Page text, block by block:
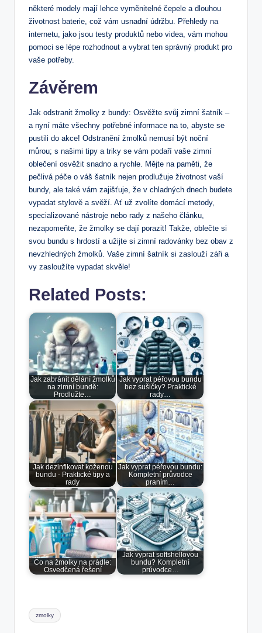
některé modely mají lehce ⁣vyměnitelné čepele a​ dlouhou
životnost baterie, což vám usnadní údržbu. ⁢Přehledy na
internetu, jako‌ jsou testy produktů nebo videa, vám mohou ​
pomoci se ⁤lépe rozhodnout a vybrat⁢ ten ⁤správný ⁣produkt pro
⁣vaše potřeby.
Závěrem
Jak odstranit žmolky z bundy: Osvěžte ⁣svůj zimní šatník –
a nyní máte ‍všechny potřebné informace na⁢ to, abyste se
pustili do akce! Odstranění žmolků nemusí být ​noční⁢
můrou; s našimi tipy a ⁢triky se vám podaří vaše zimní
oblečení osvěžit snadno​ a rychle. Mějte⁢ na paměti, že
pečlivá péče o váš šatník nejen prodlužuje životnost vaší
bundy, ale také ‍vám zajišťuje,⁢ že v ⁢chladných dnech budete
vypadat stylově‌ a ‌svěží. Ať už zvolíte domácí metody,
specializované nástroje nebo rady z našeho článku,
nezapomeňte, že žmolky se dají porazit! Takže, oblečte si
svou bundu s hrdostí a užijte​ si zimní radovánky bez ⁢obav z
nevzhledných žmolků. Vaše zimní​ šatník si zaslouží záři a
vy zasloužíte ⁢vypadat skvěle!
Related Posts:
Jak zabránit dělání žmolků
na zimní bundě:
Prodlužte…
Jak vyprat péřovou bundu
bez sušičky? Praktické
rady…
Jak dezinfikovat koženou
bundu - Praktické tipy a
rady
Jak vyprat péřovou bundu:
Kompletní průvodce
praním…
Co na žmolky na prádle:
Osvedčená řešení
Jak vyprat softshellovou
bundu? Kompletní
průvodce…
Tags:
zmolky